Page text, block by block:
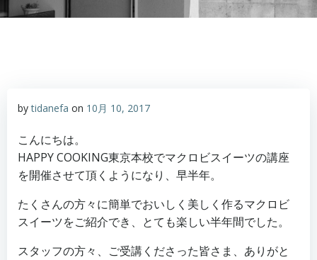
bytidanefa on 10月 10, 2017
こんにちは。
HAPPY COOKING東京本校でマクロビスイーツの講座
を開催させて頂くようになり、早半年。
たくさんの方々に簡単でおいしく美しく作るマクロビ
スイーツをご紹介でき、とても楽しい半年間でした。
スタッフの方々、ご受講くださった皆さま、ありがと